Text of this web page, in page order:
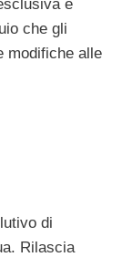
è
che gli
modifiche alle
di
Rilascia